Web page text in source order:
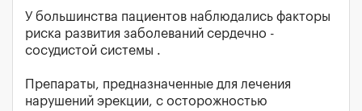
У большинства пациентов наблюдались факторы
риска развития заболеваний сердечно -
сосудистой системы .
Препараты, предназначенные для лечения
нарушений эрекции, с осторожностью